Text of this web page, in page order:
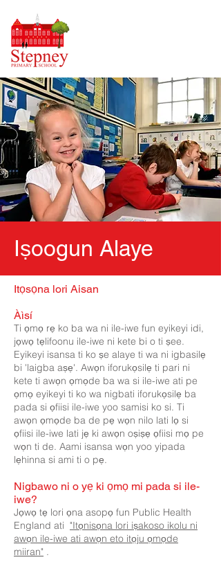
Iṣoogun Alaye
Itọsọna lori Aisan
Àìsí
Ti ọmọ rẹ ko ba wa ni ile-iwe fun eyikeyi idi,
jọwọ tẹlifoonu ile-iwe ni kete bi o ti ṣee.
Eyikeyi isansa ti ko ṣe alaye ti wa ni igbasilẹ
bi 'laigba aṣẹ'. Awọn iforukọsilẹ ti pari ni
kete ti awọn ọmọde ba wa si ile-iwe ati pe
ọmọ eyikeyi ti ko wa nigbati iforukọsilẹ ba
pada si ọfiisi ile-iwe yoo samisi ko si. Ti
awọn ọmọde ba de pẹ wọn nilo lati lọ si
ọfiisi ile-iwe lati jẹ ki awọn oṣiṣẹ ọfiisi mọ pe
wọn ti de. Aami isansa wọn yoo yipada
lẹhinna si ami ti o pẹ.
Nigbawo ni o yẹ ki ọmọ mi pada si ile-
iwe?
Jọwọ tẹ lori ọna asopọ fun Public Health
England ati "Itọnisọna lori iṣakoso ikolu ni
awọn ile-iwe ati awọn eto itọju ọmọde
miiran" .